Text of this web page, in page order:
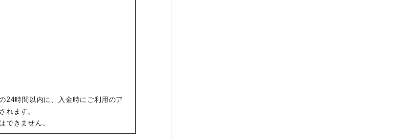
24時間以内に、入金時にご利用のア
れます。
できません。